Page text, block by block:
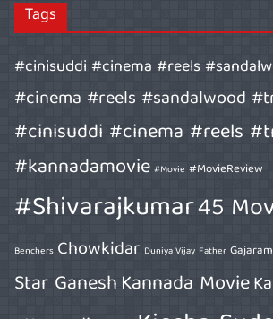
Tags
#cinisuddi #cinema #reels
#cinema #reels #sandalwood
#cinisuddi #cinema #reels
#kannadamovie #Movie #MovieReview
#Shivarajkumar45
Benchers Chowkidar Duniya Vijay Father
Star GaneshKannada Movie